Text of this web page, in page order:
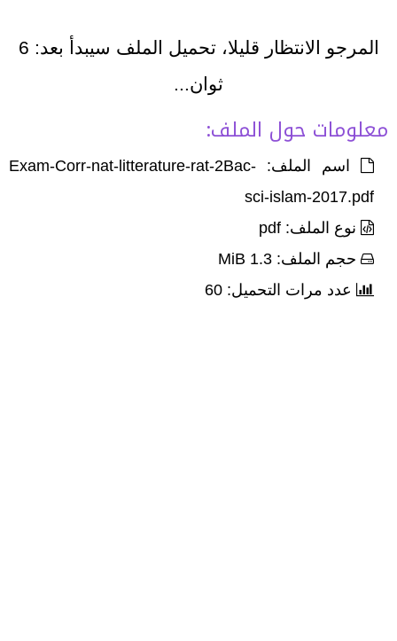
المرجو الانتظار قليلا، تحميل الملف سيبدأ بعد: 6
ثوان...
معلومات حول الملف:
اسم الملف: Exam-Corr-nat-litterature-rat-2Bac-
sci-islam-2017.pdf
نوع الملف: pdf
حجم الملف: 1.3 MiB
عدد مرات التحميل: 60